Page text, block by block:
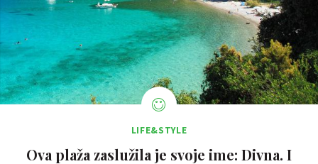
LIFE&STYLE
Ova plaža zaslužila je svoje ime: Divna. I